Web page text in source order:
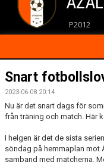
P2012
HEM
KONTAKT
KALENDER
MATCHER
Snart
2023-06-08 20:14
Nu är det snart dags för
från träning och match. Här
I helgen är det de sista
söndag på hemmaplan mot
samband med matcherna.